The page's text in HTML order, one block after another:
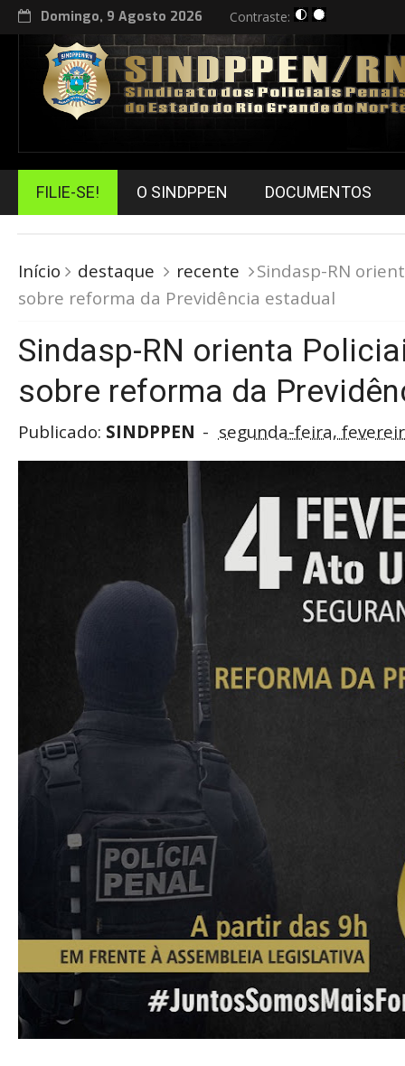
Domingo, 9 Agosto 2026 Contraste:
FILIE-SE! O SINDPPEN DOCUMENTOS
Início destaque recente
Sindasp-RN
sobre reforma da Previdência estadual
Sindasp-RN orienta
sobre reforma da
Publicado: SINDPPEN segunda-feira,